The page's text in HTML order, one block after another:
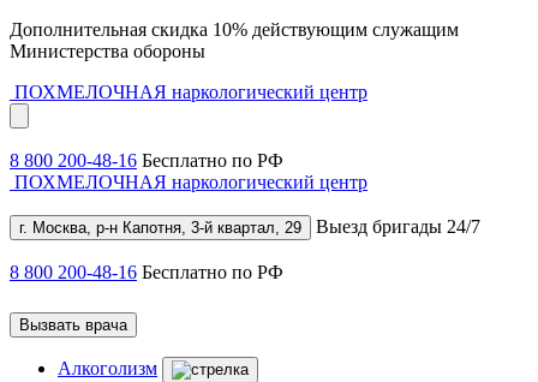
Дополнительная скидка 10% действующим служащим
Министерства обороны
ПОХМЕЛОЧНАЯ наркологический центр
8 800 200-48-16 Бесплатно по РФ
ПОХМЕЛОЧНАЯ наркологический центр
г. Москва, р-н Капотня, 3-й квартал, 29 Выезд бригады 24/7
8 800 200-48-16 Бесплатно по РФ
Вызвать врача
Алкоголизм